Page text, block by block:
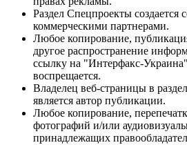
Раздел Спецпроекты создается
коммерческими партнерами.
Любое копирование,
другое распространение
ссылку на "Интерфакс-
воспрещается.
Владелец веб-страницы в
является автор публикации.
Любое копирование,
фотографий и/или
принадлежащих